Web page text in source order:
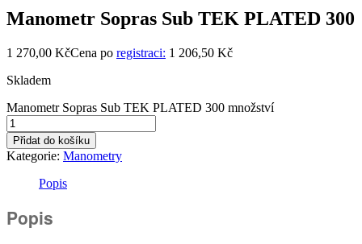
Manometr Sopras Sub TEK PLATED 300
1 270,00 KčCena po registraci: 1 206,50 Kč
Skladem
Manometr Sopras Sub TEK PLATED 300 množství
Přidat do košíku
Kategorie: Manometry
Popis
Popis